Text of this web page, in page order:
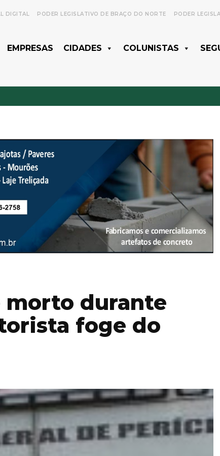
DIGITAL PODER LEGISLATIVO DE BRAÇO DO NORTE PODER
EMPRESAS CIDADES COLUNISTAS
morto durante
foge do